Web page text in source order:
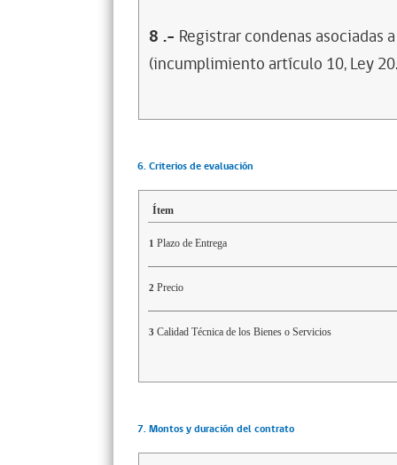
8 .- Registrar condenas asociadas
(incumplimiento artículo 10, Ley
6. Criterios de evaluación
Ítem
1 Plazo de Entrega
2 Precio
3 Calidad Técnica de los Bienes o Servicios
7. Montos y duración del contrato